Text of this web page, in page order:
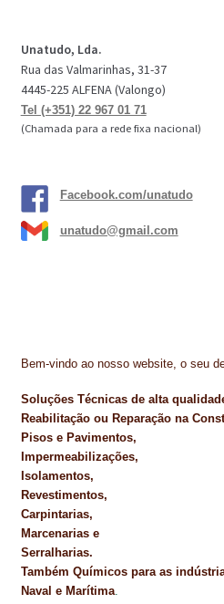
Unatudo, Lda.
Rua das Valmarinhas, 31-37
4445-225 ALFENA (Valongo)
Tel (+351) 22 967 01 71
(Chamada para a rede fixa nacional)
Facebook.com/unatudo
unatudo@gmail.com
Bem-vindo ao nosso website, o seu
Soluções Técnicas de alta
Reabilitação ou Reparação na
Pisos e Pavimentos,
Impermeabilizações,
Isolamentos,
Revestimentos,
Carpintarias,
Marcenarias e
Serralharias.
Também Químicos para as
Naval e Marítima.